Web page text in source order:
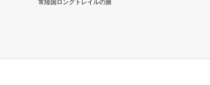
常陸国ロングトレイルの旅